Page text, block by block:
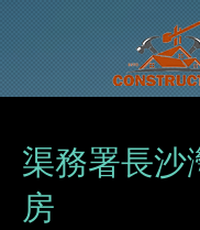
渠務署長沙
房